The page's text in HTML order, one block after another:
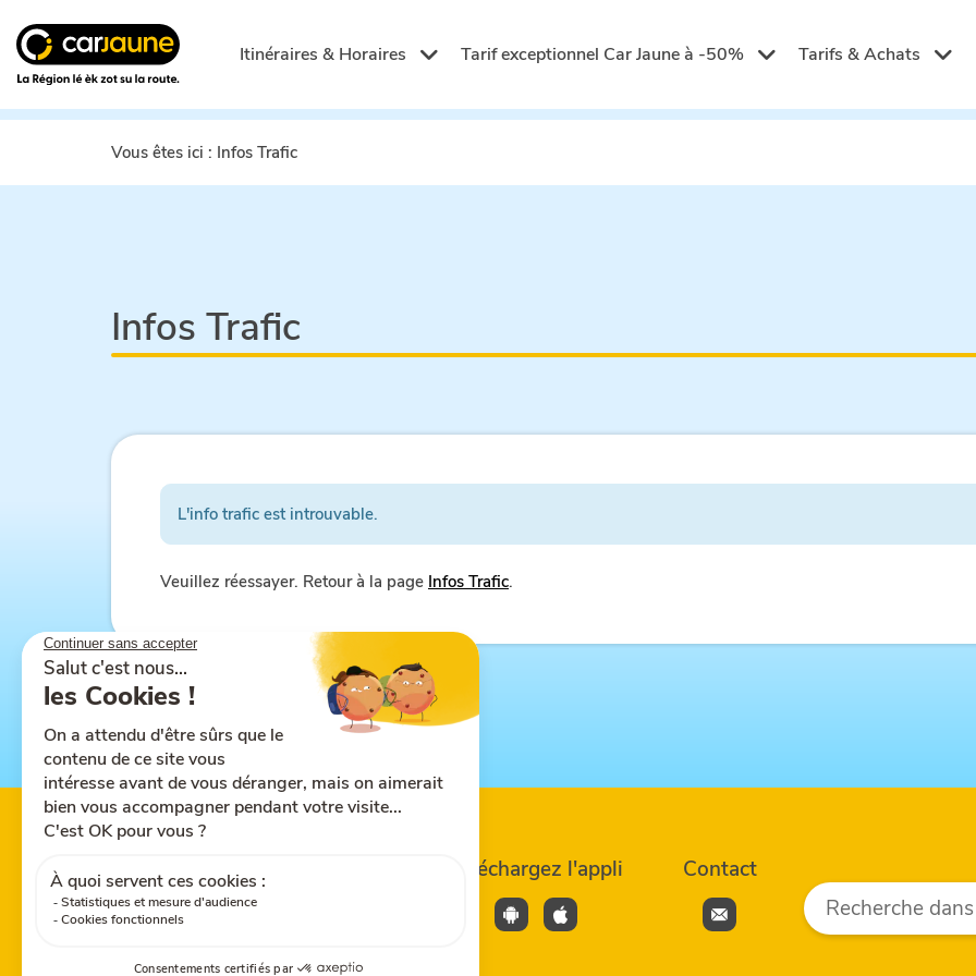
jaune
Itinéraires & Horaires Tarif exceptionnel Car Jaune à -50% Tarifs & Achats
Vous êtes ici : Infos Trafic
Infos Trafic
L'info trafic est introuvable.
Veuillez réessayer. Retour à la page Infos Trafic.
Suivez-nous sur Téléchargez l'appli Contact
Rechercher